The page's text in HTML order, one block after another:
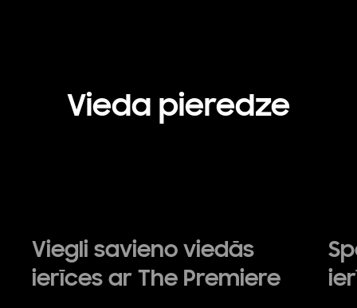
Vieda pieredze
Viegli savieno viedās
ierīces ar The Premiere